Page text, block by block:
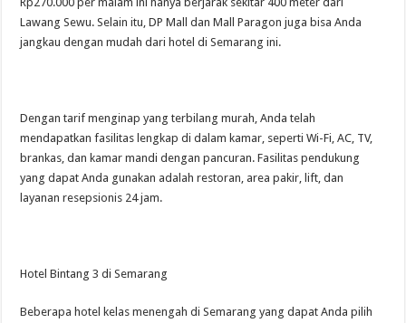
Lawang Sewu. Selain itu, DP Mall dan Mall Paragon juga bisa Anda
jangkau dengan mudah dari hotel di Semarang ini.
Dengan tarif menginap yang terbilang murah, Anda telah
mendapatkan fasilitas lengkap di dalam kamar, seperti Wi-Fi, AC, TV,
brankas, dan kamar mandi dengan pancuran. Fasilitas pendukung
yang dapat Anda gunakan adalah restoran, area pakir, lift, dan
layanan resepsionis 24 jam.
Hotel Bintang 3 di Semarang
Beberapa hotel kelas menengah di Semarang yang dapat Anda pilih